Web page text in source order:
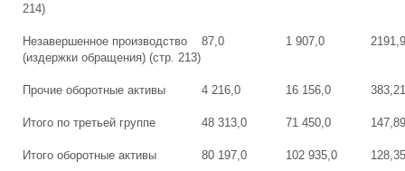
214)
Незавершенное производство
(издержки обращения) (стр. 213)
87,0 1 907,0
Прочие оборотные активы 4 216,0 16 156,0
Итого по третьей группе 48 313,0 71 450,0
Итого оборотные активы 80 197,0 102 935,0